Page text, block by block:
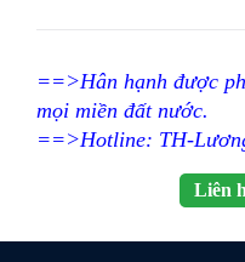
==>Hân hạnh được
mọi miền đất nước.
==>Hotline: TH-
Liên